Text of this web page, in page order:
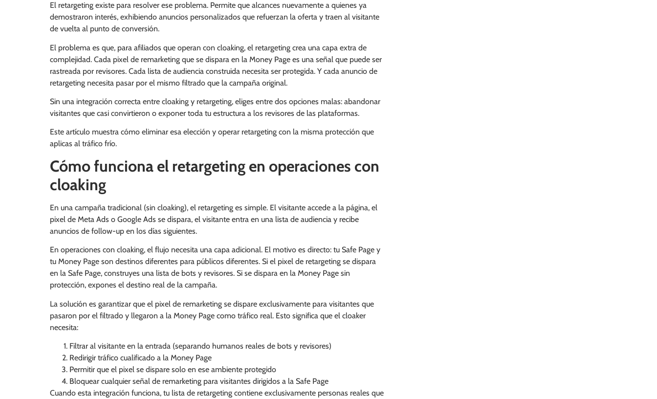
El retargeting existe para resolver ese problema. Permite que alcances nuevamente a quienes ya
demostraron interés, exhibiendo anuncios personalizados que refuerzan la oferta y traen al visitante
de vuelta al punto de conversión.
El problema es que, para afiliados que operan con cloaking, el retargeting crea una capa extra de
complejidad. Cada pixel de remarketing que se dispara en la Money Page es una señal que puede ser
rastreada por revisores. Cada lista de audiencia construida necesita ser protegida. Y cada anuncio de
retargeting necesita pasar por el mismo filtrado que la campaña original.
Sin una integración correcta entre cloaking y retargeting, eliges entre dos opciones malas: abandonar
visitantes que casi convirtieron o exponer toda tu estructura a los revisores de las plataformas.
Este artículo muestra cómo eliminar esa elección y operar retargeting con la misma protección que
aplicas al tráfico frío.
Cómo funciona el retargeting en operaciones con
cloaking
En una campaña tradicional (sin cloaking), el retargeting es simple. El visitante accede a la página, el
pixel de Meta Ads o Google Ads se dispara, el visitante entra en una lista de audiencia y recibe
anuncios de follow-up en los días siguientes.
En operaciones con cloaking, el flujo necesita una capa adicional. El motivo es directo: tu Safe Page y
tu Money Page son destinos diferentes para públicos diferentes. Si el pixel de retargeting se dispara
en la Safe Page, construyes una lista de bots y revisores. Si se dispara en la Money Page sin
protección, expones el destino real de la campaña.
La solución es garantizar que el pixel de remarketing se dispare exclusivamente para visitantes que
pasaron por el filtrado y llegaron a la Money Page como tráfico real. Esto significa que el cloaker
necesita:
Filtrar al visitante en la entrada (separando humanos reales de bots y revisores)
Redirigir tráfico cualificado a la Money Page
Permitir que el pixel se dispare solo en ese ambiente protegido
Bloquear cualquier señal de remarketing para visitantes dirigidos a la Safe Page
Cuando esta integración funciona, tu lista de retargeting contiene exclusivamente personas reales que